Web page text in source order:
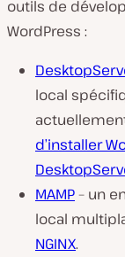
outils de
WordPress :
local
d’installer
MAMP– un
local
NGINX.